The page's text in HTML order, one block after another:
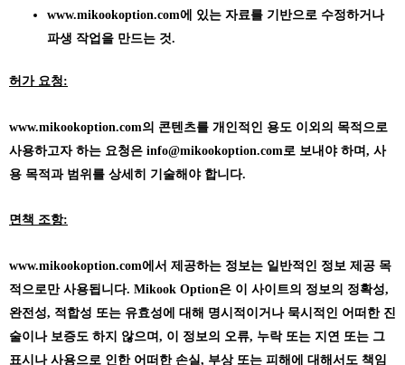
www.mikookoption.com에
있는 자료를 기반으로 수정하거나
파생 작업을 만드는 것.
허가 요청:
www.mikookoption.com의 콘텐츠를 개인적인 용도 이외의 목적으로
사용하고자 하는 요청은 info@mikookoption.com로 보내야 하며, 사
용 목적과 범위를 상세히 기술해야 합니다.
면책 조항:
www.mikookoption.com에서 제공하는 정보는 일반적인 정보 제공 목
적으로만 사용됩니다. Mikook Option은 이 사이트의 정보의 정확성,
완전성, 적합성 또는 유효성에 대해 명시적이거나 묵시적인 어떠한 진
술이나 보증도 하지 않으며, 이 정보의 오류, 누락 또는 지연 또는 그
표시나 사용으로 인한 어떠한 손실, 부상 또는 피해에 대해서도 책임